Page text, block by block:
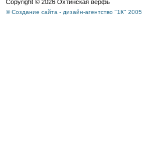
Copyright © 2026 Охтинская верфь
© Создание сайта - дизайн-агентство "1К" 2005